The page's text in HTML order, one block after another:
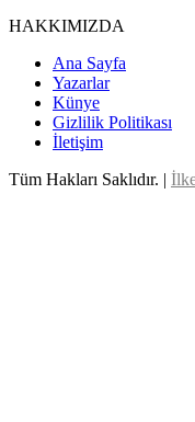
HAKKIMIZDA
Ana Sayfa
Yazarlar
Künye
Gizlilik Politikası
İletişim
Tüm Hakları Saklıdır. |